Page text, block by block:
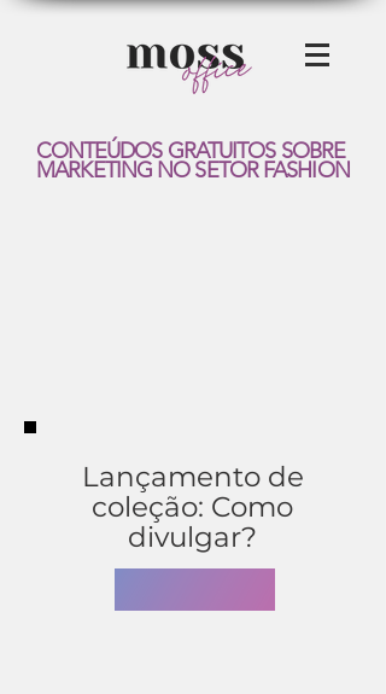
CONTEÚDOS GRATUITOS SOBRE
MARKETING NO SETOR FASHION
Lançamento de
coleção: Como
divulgar?